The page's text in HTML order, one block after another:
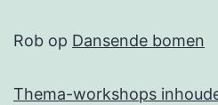
Rob op Dansende bomen
Thema-workshops